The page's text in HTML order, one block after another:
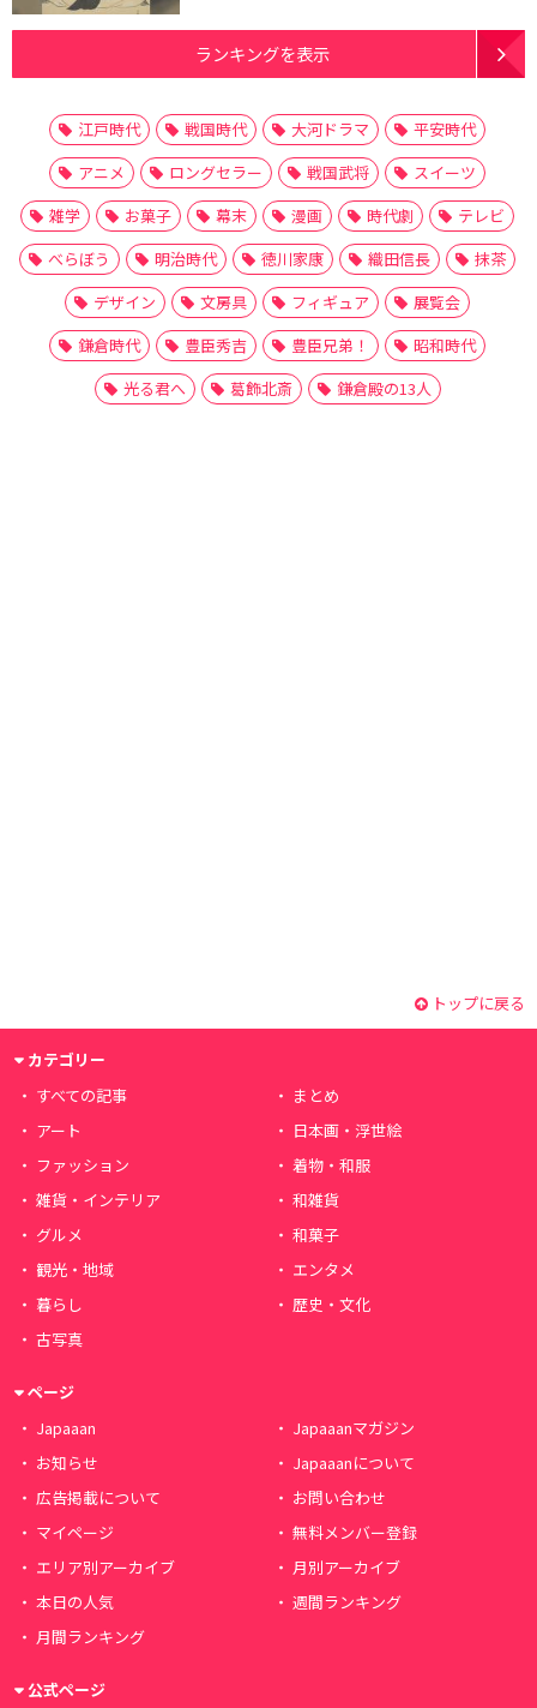
ランキングを表示
江戸時代 戦国時代 大河ドラマ
平安時代
アニメ
ロングセラー 戦国武将
スイーツ
雑学
お菓子 幕末 漫画 時代劇
テレビ
べらぼう
明治時代 徳川家康 織田信長
抹茶
デザイン
文房具 フィギュア
展覧会
鎌倉時代
豊臣秀吉 豊臣兄弟！
昭和時代
光る君へ
葛飾北斎 鎌倉殿の13人
トップに戻る
カテゴリー
すべての記事
まとめ
アート
日本画・浮世絵
ファッション
着物・和服
雑貨・インテリア
和雑貨
グルメ
和菓子
観光・地域
エンタメ
暮らし
歴史・文化
古写真
ページ
Japaaan
Japaaanマガジン
お知らせ
Japaaanについて
広告掲載について
お問い合わせ
マイページ
無料メンバー登録
エリア別アーカイブ
月別アーカイブ
本日の人気
週間ランキング
月間ランキング
公式ページ